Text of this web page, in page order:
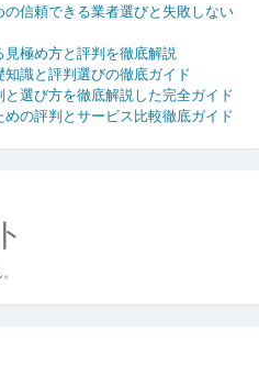
信頼できる業者選びと失敗しない
極め方と評判を徹底解説
識と評判選びの徹底ガイド
選び方を徹底解説した完全ガイド
の評判とサービス比較徹底ガイド